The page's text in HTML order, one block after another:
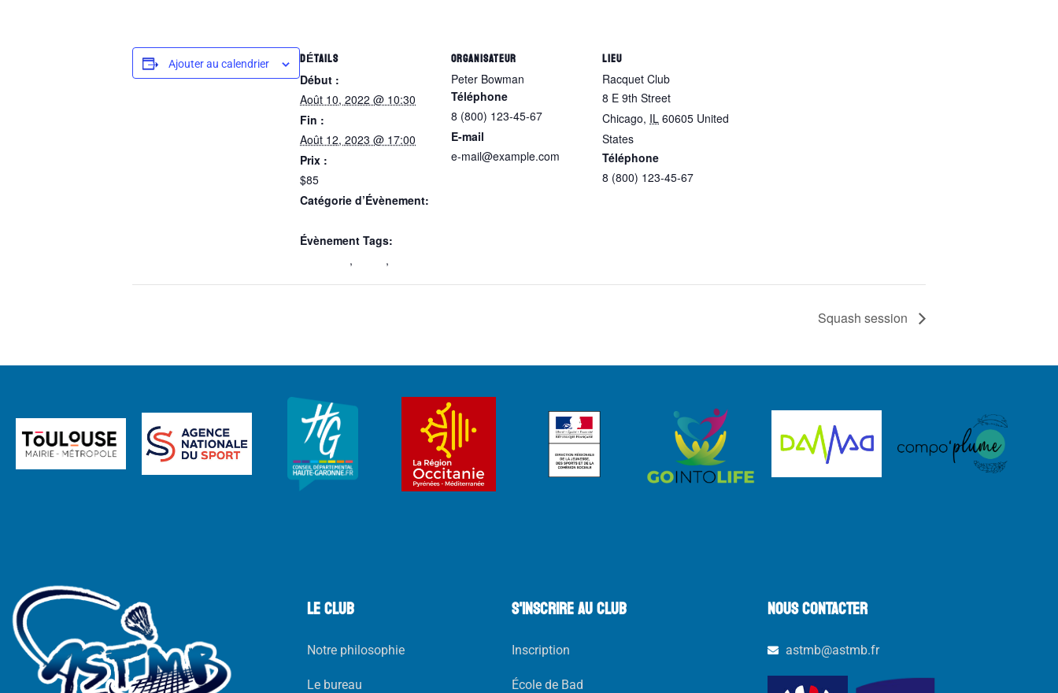
Ajouter au calendrier DÉTAILS
Début :
Août 10, 2022 @ 10:30
Fin :
Août 12, 2023 @ 17:00
Prix :
$85
Catégorie d’Évènement:
Évènement Tags:
, ,
ORGANISATEUR
Peter Bowman
Téléphone
8 (800) 123-45-67
E-mail
e-mail@example.com
LIEU
Racquet Club
8 E 9th Street
Chicago, IL 60605 United
States
Téléphone
8 (800) 123-45-67
Squash session
LE CLUB
Notre philosophie
Le bureau
s'inscrire au club
Inscription
École de Bad
NOUS CONTACTER
astmb@astmb.fr